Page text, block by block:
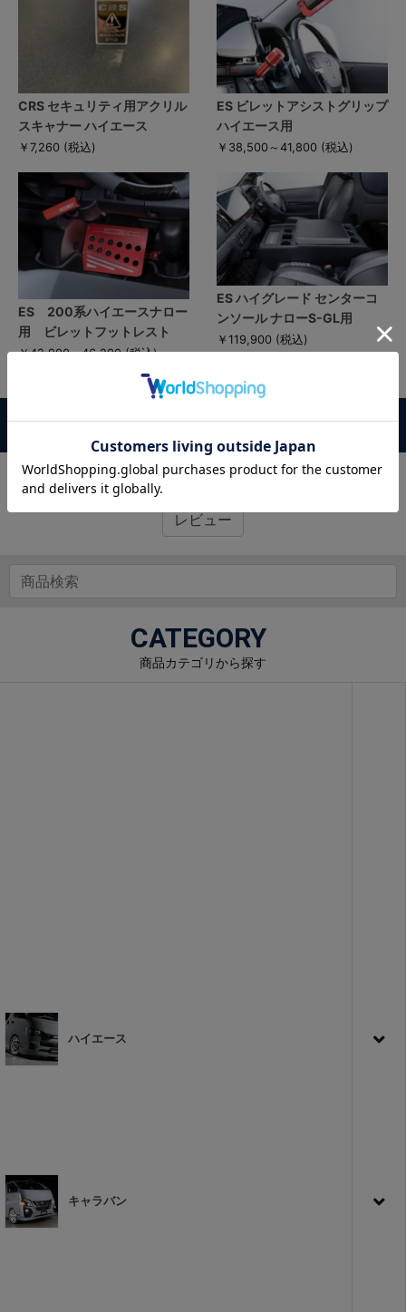
CRS セキュリティ用アクリル
スキャナー ハイエース
￥7,260 (税込)
ES ビレットアシストグリップ
ハイエース用
￥38,500～41,800 (税込)
ES 200系ハイエースナロー
用 ビレットフットレスト
￥42,900～46,200(税込)
ES ハイグレード センターコ
ンソール ナローS-GL用
￥119,900 (税込)
この商品に対するお客様の声
この商品に対するご感想をぜひお寄せください。
レビュー
CATEGORY
商品カテゴリから探す
ハイエース
キャラバン